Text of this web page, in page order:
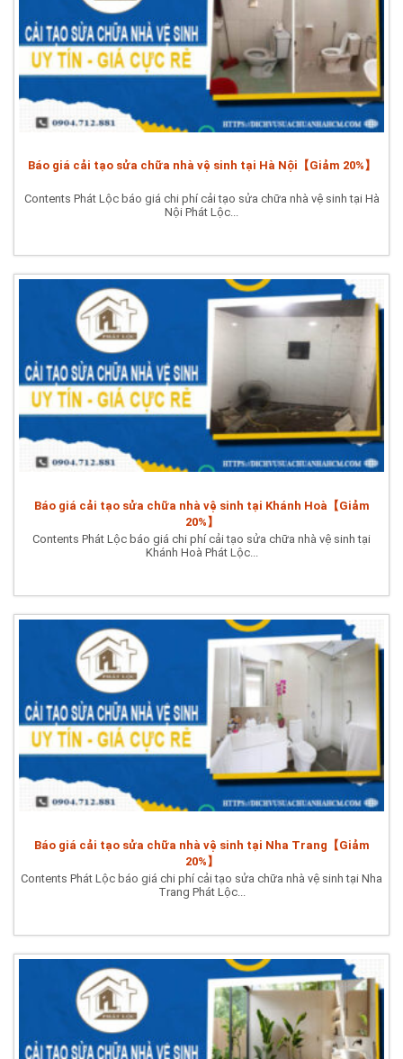
Báo giá cải tạo sửa chữa nhà vệ sinh tại Hà Nội【Giảm 20%】
Contents Phát Lộc báo giá chi phí cải tạo sửa chữa nhà vệ sinh tại Hà
Nội Phát Lộc...
Báo giá cải tạo sửa chữa nhà vệ sinh tại Khánh Hoà【Giảm
20%】
Contents Phát Lộc báo giá chi phí cải tạo sửa chữa nhà vệ sinh tại
Khánh Hoà Phát Lộc...
Báo giá cải tạo sửa chữa nhà vệ sinh tại Nha Trang【Giảm
20%】
Contents Phát Lộc báo giá chi phí cải tạo sửa chữa nhà vệ sinh tại Nha
Trang Phát Lộc...